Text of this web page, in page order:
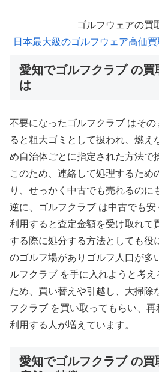
ゴルフウェアの買
日本最大級のゴルフウェア高価買
愛知でゴルフクラブ の買
は
不要になったゴルフクラブ はそ
ると粗大ゴミとして扱われ、燃え
め自治体ごとに指定された方法で
このため、連絡して処理するため
り、せっかく中古でも売れるのに
逆に、ゴルフクラブ は中古でも
利用すると査定金額を受け取れて
する際に処分する方法としても役
のゴルフ場がありゴルフ人口が多
ルフクラブ を手に入れようと考
ため、買い替えや引越し、大掃除
フクラブ を買い取ってもらい、
利用する人が増えています。
愛知でゴルフクラブ の買